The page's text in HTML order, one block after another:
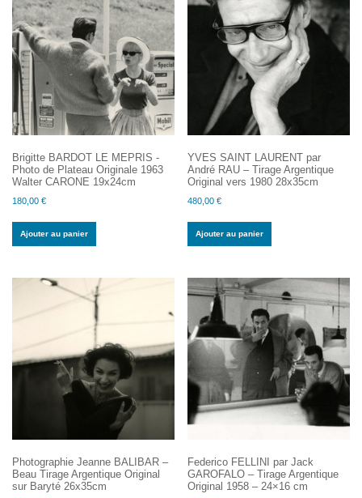
Brigitte BARDOT LE MEPRIS -
Photo de Plateau Originale 1963
Walter CARONE 19x24cm
180,00 €
Ajouter au panier
YVES SAINT LAURENT par
André RAU – Tirage Argentique
Original vers 1980 28x35cm
480,00€
Ajouter au panier
Photographie Jeanne BALIBAR –
Beau Tirage Argentique Original
sur Baryté 26x35cm
Federico FELLINI par Jack
GAROFALO – Tirage Argentique
Original 1958 – 24×16 cm